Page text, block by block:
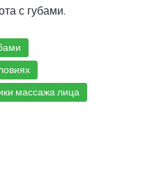
с губами.
массажа лица